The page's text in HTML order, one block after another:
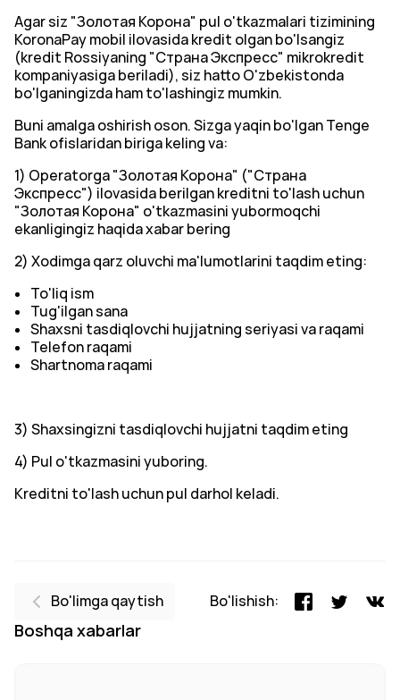
Agar siz "Золотая Корона" pul o'tkazmalari tizimining
KoronaPay mobil ilovasida kredit olgan bo'lsangiz
(kredit Rossiyaning "Страна Экспресс" mikrokredit
kompaniyasiga beriladi), siz hatto O'zbekistonda
bo'lganingizda ham to'lashingiz mumkin.
Buni amalga oshirish oson. Sizga yaqin bo'lgan Tenge
Bank ofislaridan biriga keling va:
1) Operatorga "Золотая Корона" ("Страна
Экспресс") ilovasida berilgan kreditni to'lash uchun
"Золотая Корона" o'tkazmasini yubormoqchi
ekanligingiz haqida xabar bering
2) Xodimga qarz oluvchi ma'lumotlarini taqdim eting:
To'liq ism
Tug'ilgan sana
Shaxsni tasdiqlovchi hujjatning seriyasi va raqami
Telefon raqami
Shartnoma raqami
3) Shaxsingizni tasdiqlovchi hujjatni taqdim eting
4) Pul o'tkazmasini yuboring.
Kreditni to'lash uchun pul darhol keladi.
Bo'limga qaytish Bo'lishish:
Boshqa xabarlar